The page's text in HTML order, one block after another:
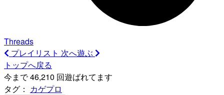
Threads
プレイリスト 次へ遊ぶ
トップへ戻る
今まで 46,210 回遊ばれてます
タグ： カゲプロ